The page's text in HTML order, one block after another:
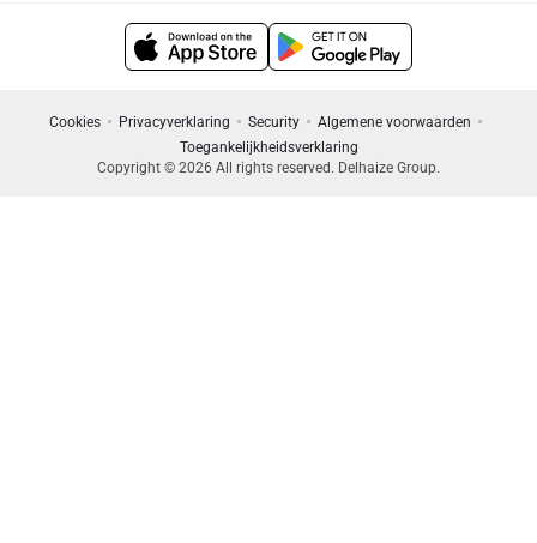
Cookies Privacyverklaring Security
Algemene voorwaarden
Toegankelijkheidsverklaring
Copyright © 2026 All rights reserved. Delhaize Group.